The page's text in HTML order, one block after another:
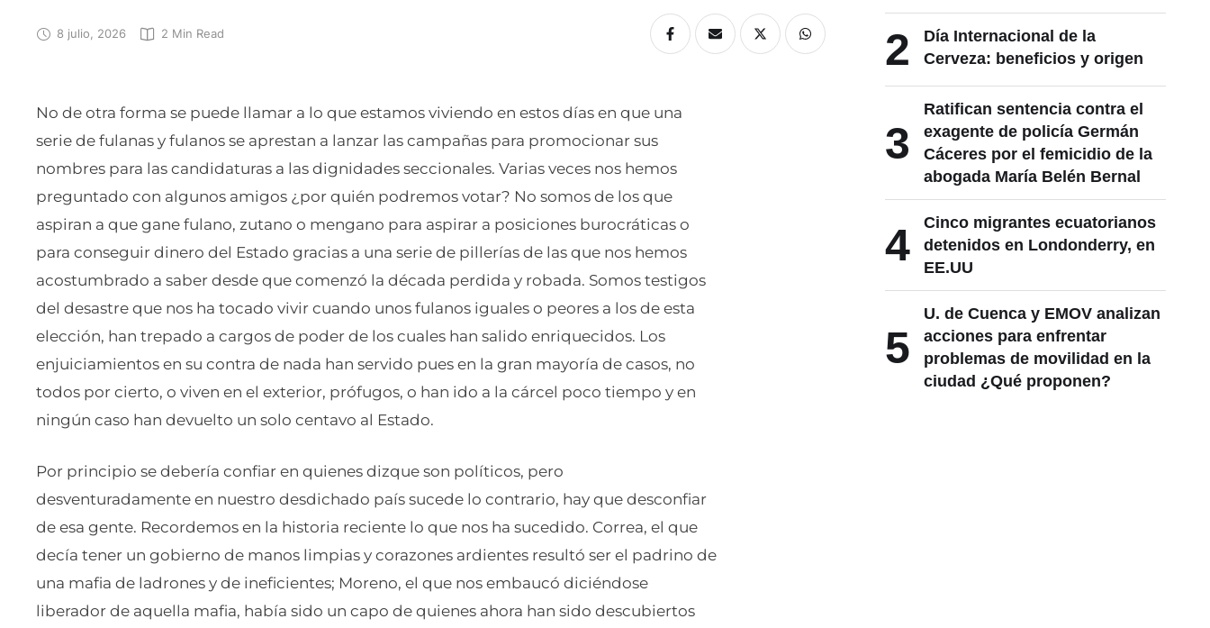
8 julio, 2026 2 Min Read
No de otra forma se puede llamar a lo que estamos viviendo en estos días en que una
serie de fulanas y fulanos se aprestan a lanzar las campañas para promocionar sus
nombres para las candidaturas a las dignidades seccionales. Varias veces nos hemos
preguntado con algunos amigos ¿por quién podremos votar? No somos de los que
aspiran a que gane fulano, zutano o mengano para aspirar a posiciones burocráticas o
para conseguir dinero del Estado gracias a una serie de pillerías de las que nos hemos
acostumbrado a saber desde que comenzó la década perdida y robada. Somos testigos
del desastre que nos ha tocado vivir cuando unos fulanos iguales o peores a los de esta
elección, han trepado a cargos de poder de los cuales han salido enriquecidos. Los
enjuiciamientos en su contra de nada han servido pues en la gran mayoría de casos, no
todos por cierto, o viven en el exterior, prófugos, o han ido a la cárcel poco tiempo y en
ningún caso han devuelto un solo centavo al Estado.
Por principio se debería confiar en quienes dizque son políticos, pero
desventuradamente en nuestro desdichado país sucede lo contrario, hay que desconfiar
de esa gente. Recordemos en la historia reciente lo que nos ha sucedido. Correa, el que
decía tener un gobierno de manos limpias y corazones ardientes resultó ser el padrino de
una mafia de ladrones y de ineficientes; Moreno, el que nos embaucó diciéndose
liberador de aquella mafia, había sido un capo de quienes ahora han sido descubiertos
2
Día Internacional de la
Cerveza: beneficios y origen
3
Ratifican sentencia contra el
exagente de policía Germán
Cáceres por el femicidio de la
abogada María Belén Bernal
4
Cinco migrantes ecuatorianos
detenidos en Londonderry, en
EE.UU
5
U. de Cuenca y EMOV analizan
acciones para enfrentar
problemas de movilidad en la
ciudad ¿Qué proponen?